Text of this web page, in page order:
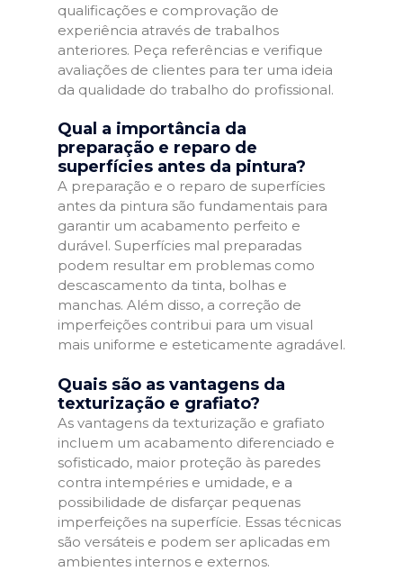
qualificações e comprovação de
experiência através de trabalhos
anteriores. Peça referências e verifique
avaliações de clientes para ter uma ideia
da qualidade do trabalho do profissional.
Qual a importância da
preparação e reparo de
superfícies antes da pintura?
A preparação e o reparo de superfícies
antes da pintura são fundamentais para
garantir um acabamento perfeito e
durável. Superfícies mal preparadas
podem resultar em problemas como
descascamento da tinta, bolhas e
manchas. Além disso, a correção de
imperfeições contribui para um visual
mais uniforme e esteticamente agradável.
Quais são as vantagens da
texturização e grafiato?
As vantagens da texturização e grafiato
incluem um acabamento diferenciado e
sofisticado, maior proteção às paredes
contra intempéries e umidade, e a
possibilidade de disfarçar pequenas
imperfeições na superfície. Essas técnicas
são versáteis e podem ser aplicadas em
ambientes internos e externos.